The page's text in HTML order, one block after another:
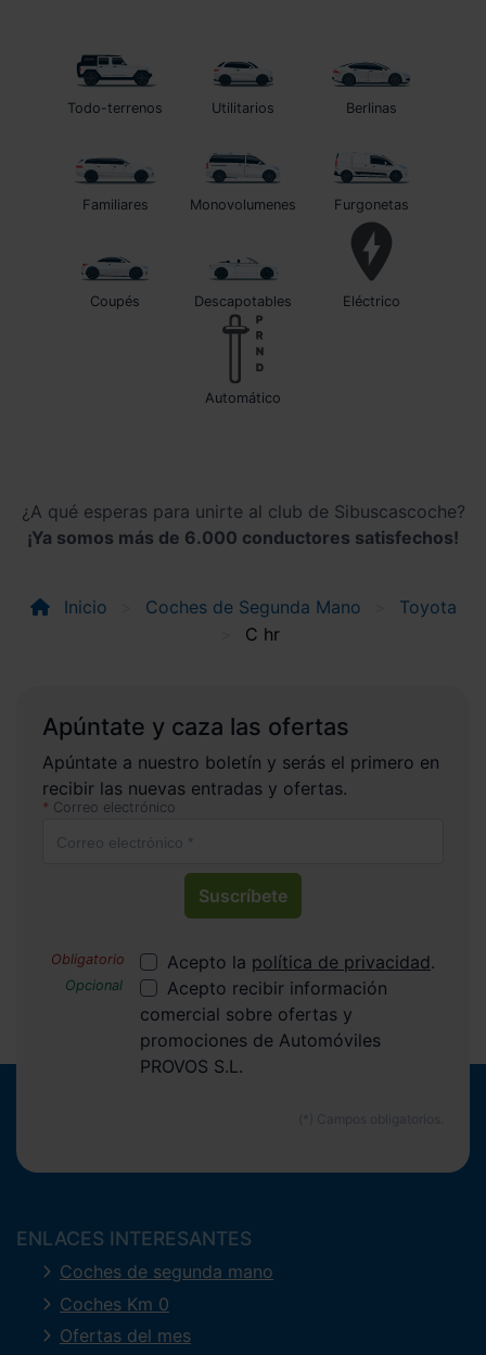
Todo-terrenos Utilitarios Berlinas
Familiares Monovolumenes Furgonetas
Coupés Descapotables Eléctrico
automático
¿A qué esperas para unirte al club de Sibuscascoche?
¡Ya somos más de 6.000 conductores satisfechos!
Inicio Coches de Segunda Mano
Toyota
C hr
Apúntate y caza las ofertas
Apúntate a nuestro boletín y serás el primero en
recibir las nuevas entradas y ofertas.
Correo electrónico
Suscríbete
Acepto la política de privacidad.
Acepto recibir información
comercial sobre ofertas y
promociones de Automóviles
PROVOS S.L.
ENLACES INTERESANTES
Coches de segunda mano
Coches Km 0
Ofertas del mes